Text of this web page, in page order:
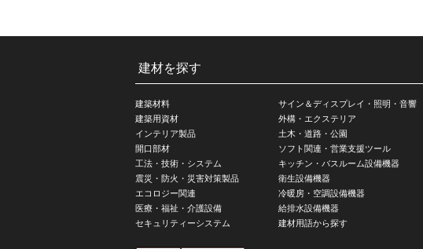
建材を探す
建築材料
建築用資材
インテリア製品
開口部材
工法・技術・システム
震災・防火・災害対策製品
エコロジー関連
医療・福祉・介護設備
セキュリティーシステム
サイン＆ディスプレイ・照明・音響
外構・エクステリア
土木・道路・公園
ソフト関連・営業支援ツール
キッチン・バスルーム設備機器
衛生設備機器
冷暖房・空調設備機器
給排水設備機器
建材用語から探す